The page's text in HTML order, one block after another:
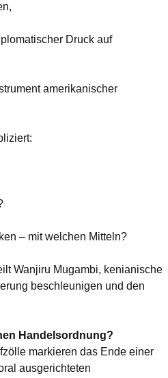
Druck auf
amerikanischer
– mit welchen Mitteln?
Wanjiru Mugambi, kenianische
beschleunigen und den
Handelsordnung?
markieren das Ende einer
ausgerichteten